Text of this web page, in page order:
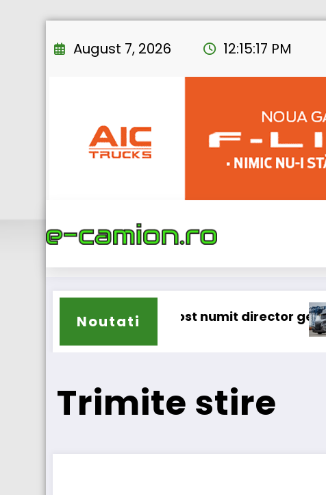
to
August 7, 2026 12:15:18 PM
Noutati
a fost numit director general (CFO)
IVECO
Trimite stire